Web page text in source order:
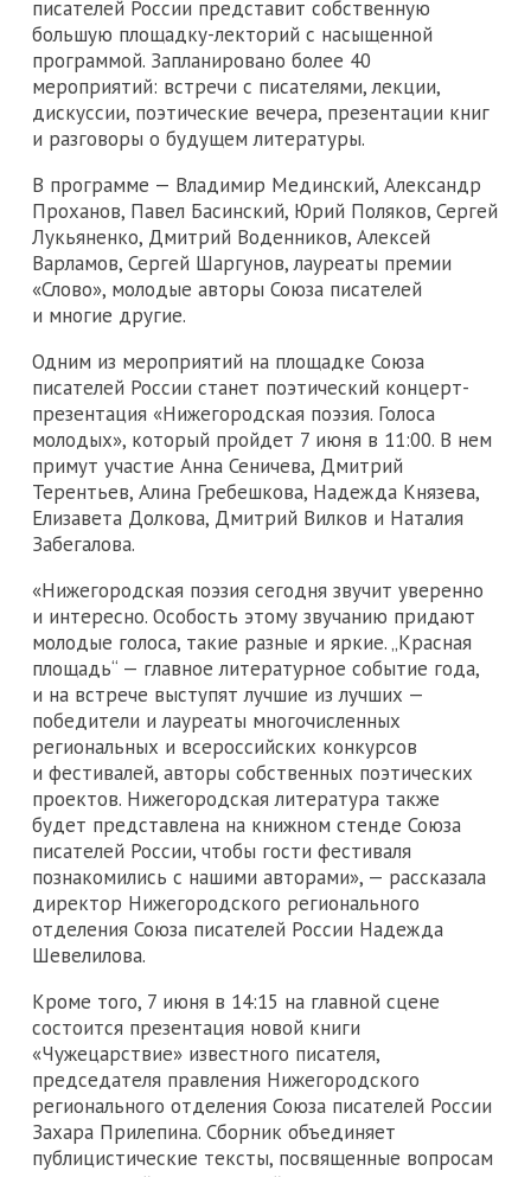
писателей России представит собственную
большую площадку-лекторий с насыщенной
программой. Запланировано более 40
мероприятий: встречи с писателями, лекции,
дискуссии, поэтические вечера, презентации книг
и разговоры о будущем литературы.
В программе — Владимир Мединский, Александр
Проханов, Павел Басинский, Юрий Поляков, Сергей
Лукьяненко, Дмитрий Воденников, Алексей
Варламов, Сергей Шаргунов, лауреаты премии
«Слово», молодые авторы Союза писателей
и многие другие.
Одним из мероприятий на площадке Союза
писателей России станет поэтический концерт-
презентация «Нижегородская поэзия. Голоса
молодых», который пройдет 7 июня в 11:00. В нем
примут участие Анна Сеничева, Дмитрий
Терентьев, Алина Гребешкова, Надежда Князева,
Елизавета Долкова, Дмитрий Вилков и Наталия
Забегалова.
«Нижегородская поэзия сегодня звучит уверенно
и интересно. Особость этому звучанию придают
молодые голоса, такие разные и яркие. „Красная
площадь“ — главное литературное событие года,
и на встрече выступят лучшие из лучших —
победители и лауреаты многочисленных
региональных и всероссийских конкурсов
и фестивалей, авторы собственных поэтических
проектов. Нижегородская литература также
будет представлена на книжном стенде Союза
писателей России, чтобы гости фестиваля
познакомились с нашими авторами», — рассказала
директор Нижегородского регионального
отделения Союза писателей России Надежда
Шевелилова.
Кроме того, 7 июня в 14:15 на главной сцене
состоится презентация новой книги
«Чужецарствие» известного писателя,
председателя правления Нижегородского
регионального отделения Союза писателей России
Захара Прилепина. Сборник объединяет
публицистические тексты, посвященные вопросам